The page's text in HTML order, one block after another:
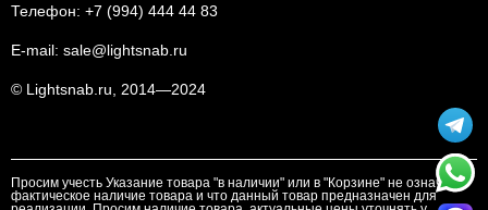
Телефон: +7 (994) 444 44 83
E-mail: sale@lightsnab.ru
© Lightsnab.ru, 2014—2024
Просим учесть Указание товара "в наличии" или в "Корзине" не означает
фактическое наличие товара и что данный товар предназначен для